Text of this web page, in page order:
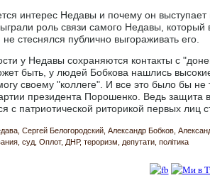
интерес Недавы и почему он выступает
роль связи самого Недавы,
стеснялся публично выгораживать его.
у Недавы сохраняются контакты с
быть, у людей Бобкова нашлись
своему "коллеге". И все это было бы
президента Порошенко. Ведь защита
с патриотической риторикой первых лиц
Сергей Белогородский Александр Бобков
суд Оплот ДНР тероризм депутати політика